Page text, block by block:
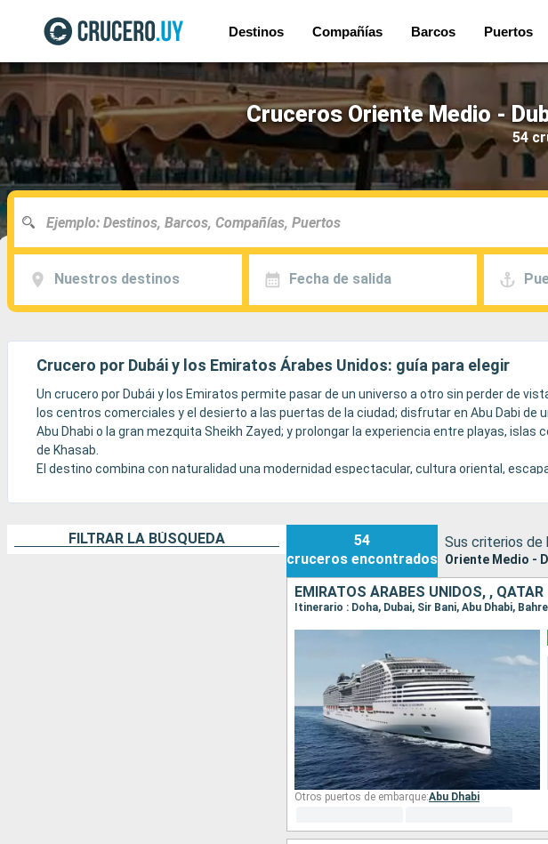
Destinos Compañías Barcos Puertos
Cruceros Oriente Medio -
54
Nuestros destinos Fecha de salida
Crucero por Dubái y los Emiratos Árabes Unidos: guía para elegir
Un crucero por Dubái y los Emiratos permite pasar de un universo a otro sin perder de
los centros comerciales y el desierto a las puertas de la ciudad; disfrutar en Abu Dabi
Abu Dhabi o la gran mezquita Sheikh Zayed; y prolongar la experiencia entre playas, islas
de Khasab.
El destino combina con naturalidad una modernidad espectacular, cultura oriental,
FILTRAR LA BÚSQUEDA
54
cruceros encontrados
Sus criterios de
Oriente Medio -
EMIRATOS ÁRABES UNIDOS, , QATAR
Itinerario : Doha, Dubai, Sir Bani, Abu Dhabi,
Otros puertos de embarque:Abu Dhabi